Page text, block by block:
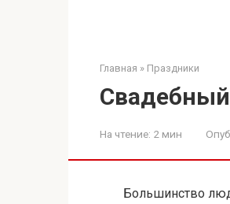
Главная » Праздники
На чтение: 2 мин
Большинство